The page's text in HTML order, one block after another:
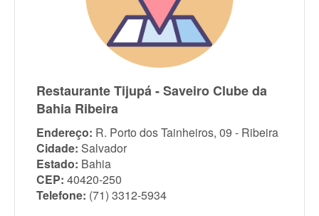
Restaurante Tijupá - Saveiro Clube da
Bahia Ribeira
Endereço: R. Porto dos Tainheiros, 09 - Ribeira
Cidade: Salvador
Estado: Bahia
CEP: 40420-250
Telefone: (71) 3312-5934